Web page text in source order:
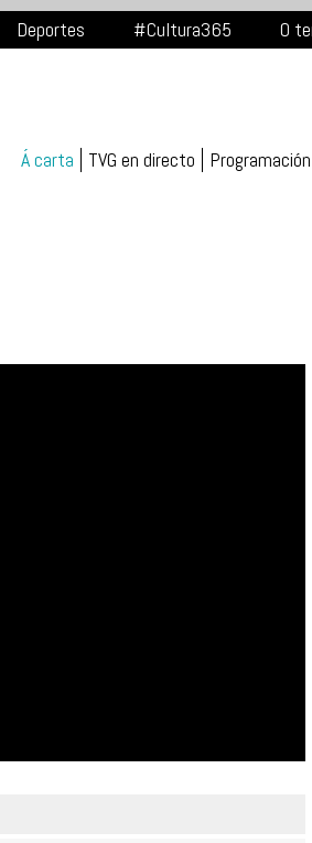
Deportes #Cultura365 O
Á carta TVG en directo Programación